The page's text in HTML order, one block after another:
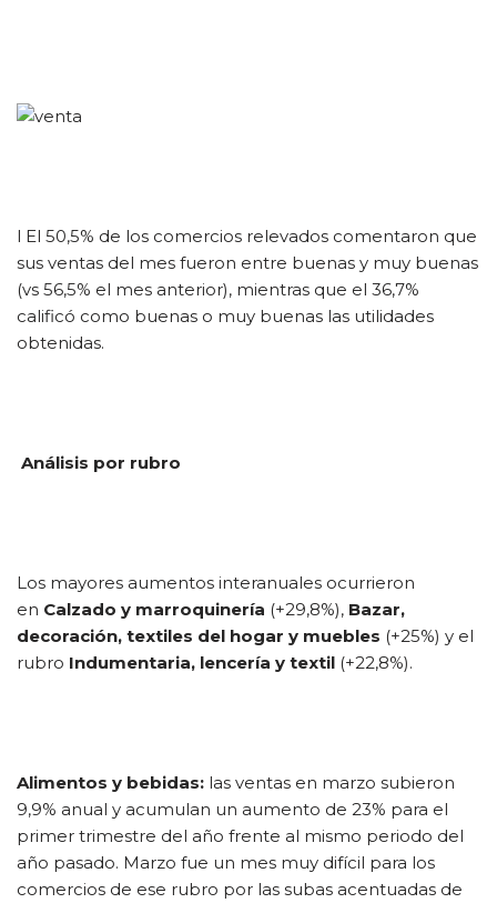
l El 50,5% de los comercios relevados comentaron que
sus ventas del mes fueron entre buenas y muy buenas
(vs 56,5% el mes anterior), mientras que el 36,7%
calificó como buenas o muy buenas las utilidades
obtenidas.
Análisis por rubro
Los mayores aumentos interanuales ocurrieron
en Calzado y marroquinería (+29,8%), Bazar,
decoración, textiles del hogar y muebles (+25%) y el
rubro Indumentaria, lencería y textil (+22,8%).
Alimentos y bebidas: las ventas en marzo subieron
9,9% anual y acumulan un aumento de 23% para el
primer trimestre del año frente al mismo periodo del
año pasado. Marzo fue un mes muy difícil para los
comercios de ese rubro por las subas acentuadas de